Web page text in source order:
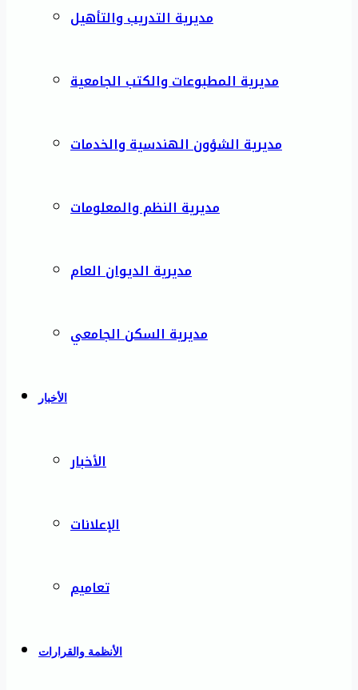
مديرية التدريب والتأهيل
مديرية المطبوعات والكتب الجامعية
مديرية الشؤون الهندسية والخدمات
مديرية النظم والمعلومات
مديرية الديوان العام
مديرية السكن الجامعي
الأخبار
الأخبار
الإعلانات
تعاميم
الأنظمة والقرارات